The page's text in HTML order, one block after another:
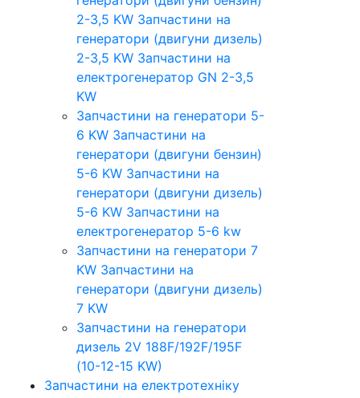
2-3,5 KW Запчастини на
генератори (двигуни дизель)
2-3,5 KW Запчастини на
електрогенератор GN 2-3,5
KW
Запчастини на генератори 5-
6 KW Запчастини на
генератори (двигуни бензин)
5-6 KW Запчастини на
генератори (двигуни дизель)
5-6 KW Запчастини на
електрогенератор 5-6 kw
Запчастини на генератори 7
KW Запчастини на
генератори (двигуни дизель)
7 KW
Запчастини на генератори
дизель 2V 188F/192F/195F
(10-12-15 KW)
Запчастини на електротехніку